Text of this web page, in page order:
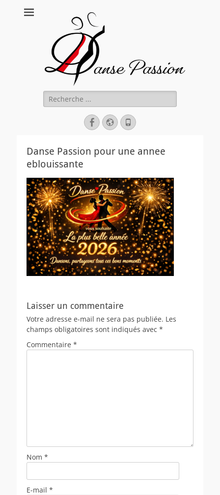
Rechercher :
Facebook
Site
web
Tél
Danse Passion pour une annee
eblouissante
Laisser un commentaire
Votre adresse e-mail ne sera pas publiée. Les
champs obligatoires sont indiqués avec *
Commentaire *
Nom *
E-mail *